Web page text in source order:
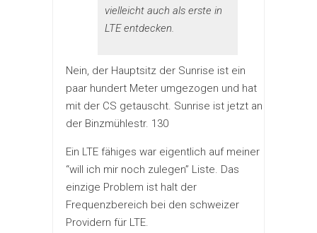
vielleicht auch als erste in
LTE entdecken.
Nein, der Hauptsitz der Sunrise ist ein
paar hundert Meter umgezogen und hat
mit der CS getauscht. Sunrise ist jetzt an
der Binzmühlestr. 130
Ein LTE fähiges war eigentlich auf meiner
“will ich mir noch zulegen” Liste. Das
einzige Problem ist halt der
Frequenzbereich bei den schweizer
Providern für LTE.